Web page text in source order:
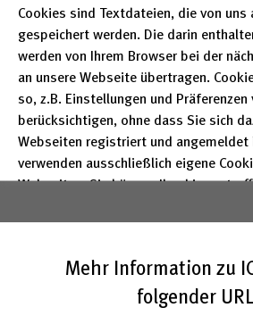
Cookies sind Textdateien, die von uns
gespeichert werden. Die darin
werden von Ihrem Browser bei der
an unsere Webseite übertragen.
so, z.B. Einstellungen und Präferenzen
berücksichtigen, ohne dass Sie sich
Webseiten registriert und angemeldet
verwenden ausschließlich eigene
Webseiten. Sie können Ihre hier
erteilte Einwilligung für die Zukunft
Datenschutzerklärung
ICSD-Webseite
Mehr Information zu
folgender